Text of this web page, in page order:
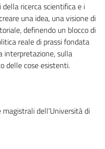
ricerca scientifica e i
una idea, una visione di
definendo un blocco di
reale di prassi fondata
interpretazione, sulla
delle cose esistenti.
dell’Università di